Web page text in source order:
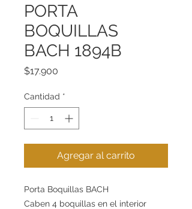
PORTA
BOQUILLAS
BACH 1894B
$17.900
Cantidad *
Agregar al carrito
Porta Boquillas BACH
Caben 4 boquillas en el interior